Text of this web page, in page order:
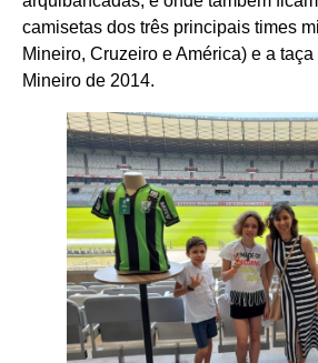
camisetas dos três principais times
Mineiro, Cruzeiro e América) e a
Mineiro de 2014.